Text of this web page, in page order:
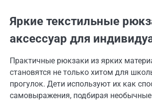
Яркие текстильные
аксессуар для
Практичные рюкзаки из ярких
становятся не только хитом для
прогулок. Дети используют их как
самовыражения, подбирая необычные